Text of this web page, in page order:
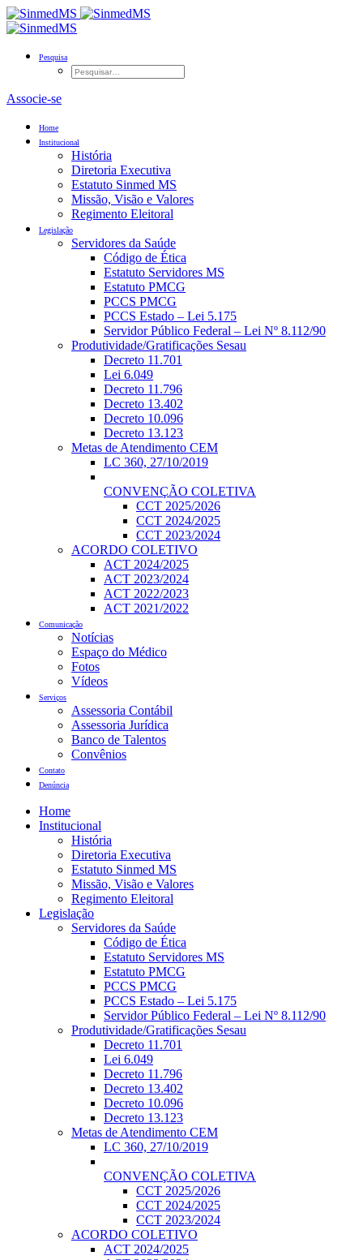
Pesquisa
Associe-se
Home
Institucional
História
Diretoria Executiva
Estatuto Sinmed MS
Missão, Visão e Valores
Regimento Eleitoral
Legislação
Servidores da Saúde
Código de Ética
Estatuto Servidores MS
Estatuto PMCG
PCCS PMCG
PCCS Estado – Lei 5.175
Servidor Público Federal – Lei Nº 8.112/90
Produtividade/Gratificações Sesau
Decreto 11.701
Lei 6.049
Decreto 11.796
Decreto 13.402
Decreto 10.096
Decreto 13.123
Metas de Atendimento CEM
LC 360, 27/10/2019
CONVENÇÃO COLETIVA
CCT 2025/2026
CCT 2024/2025
CCT 2023/2024
ACORDO COLETIVO
ACT 2024/2025
ACT 2023/2024
ACT 2022/2023
ACT 2021/2022
Comunicação
Notícias
Espaço do Médico
Fotos
Vídeos
Serviços
Assessoria Contábil
Assessoria Jurídica
Banco de Talentos
Convênios
Contato
Denúncia
Home
Institucional
História
Diretoria Executiva
Estatuto Sinmed MS
Missão, Visão e Valores
Regimento Eleitoral
Legislação
Servidores da Saúde
Código de Ética
Estatuto Servidores MS
Estatuto PMCG
PCCS PMCG
PCCS Estado – Lei 5.175
Servidor Público Federal – Lei Nº 8.112/90
Produtividade/Gratificações Sesau
Decreto 11.701
Lei 6.049
Decreto 11.796
Decreto 13.402
Decreto 10.096
Decreto 13.123
Metas de Atendimento CEM
LC 360, 27/10/2019
CONVENÇÃO COLETIVA
CCT 2025/2026
CCT 2024/2025
CCT 2023/2024
ACORDO COLETIVO
ACT 2024/2025